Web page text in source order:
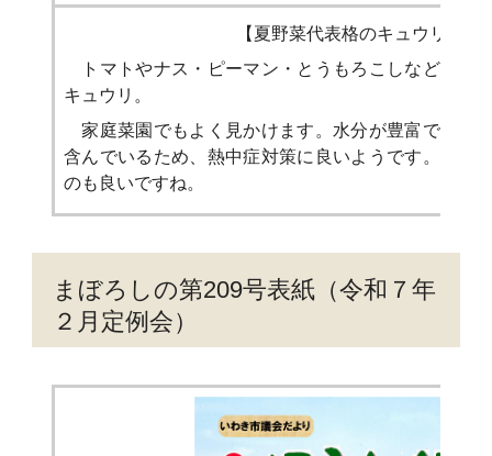
【夏野菜代表格のキュウリ】
トマトやナス・ピーマン・とうもろこしなどと並
キュウリ。
家庭菜園でもよく見かけます。水分が豊富でカリ
含んでいるため、熱中症対策に良いようです。苗か
のも良いですね。
まぼろしの第209号表紙（令和７年
２月定例会）